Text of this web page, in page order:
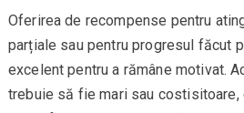
Oferirea de recompense pentru
parțiale sau pentru progresul făcut
excelent pentru a rămâne motivat.
trebuie să fie mari sau